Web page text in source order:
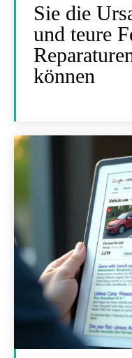
Sie die
und teure
können